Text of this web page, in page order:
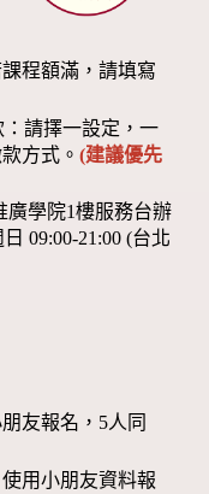
程額滿，請填寫
請擇一設定，一
方式。(建議優先
廣學院1樓服務台辦
09:00-21:00 (台北
友報名，5人同
用小朋友資料報